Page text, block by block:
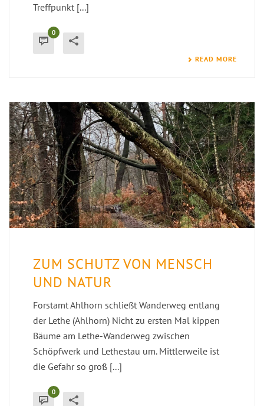
Treffpunkt [...]
0
READ MORE
ZUM SCHUTZ VON MENSCH
UND NATUR
Forstamt Ahlhorn schließt Wanderweg entlang
der Lethe (Ahlhorn) Nicht zu ersten Mal kippen
Bäume am Lethe-Wanderweg zwischen
Schöpfwerk und Lethestau um. Mittlerweile ist
die Gefahr so groß [...]
0